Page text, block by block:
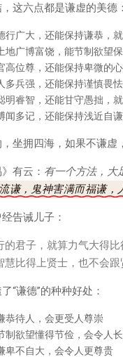
这六点都是谦虚的美德：
行广大，还能保持谦恭，
地广博富饶，能节制欲望
高位尊，还能保持卑微的
多兵强，还能保持谨慎畏
明睿智，还能甘守愚拙，
闻多记，还能保持浅近自
坐拥四海，如果不谦虚
有云： 有一个方法，大
谦，鬼神害满而福谦，
告诫儿子：
的君子，就算力气大得
慧比得上贤士，也不会跟
“谦德”的种种好处：
恭待人，会更受人尊崇
制欲望懂得节俭，会令人
卑不自大，会令人更尊贵